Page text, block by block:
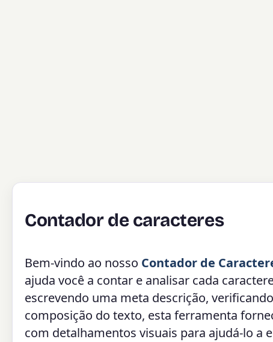
Contador de caracteres
Bem-vindo ao nosso Contador de
ajuda você a contar e analisar cada
escrevendo uma meta descrição,
composição do texto, esta ferramenta
com detalhamentos visuais para ajudá-lo a